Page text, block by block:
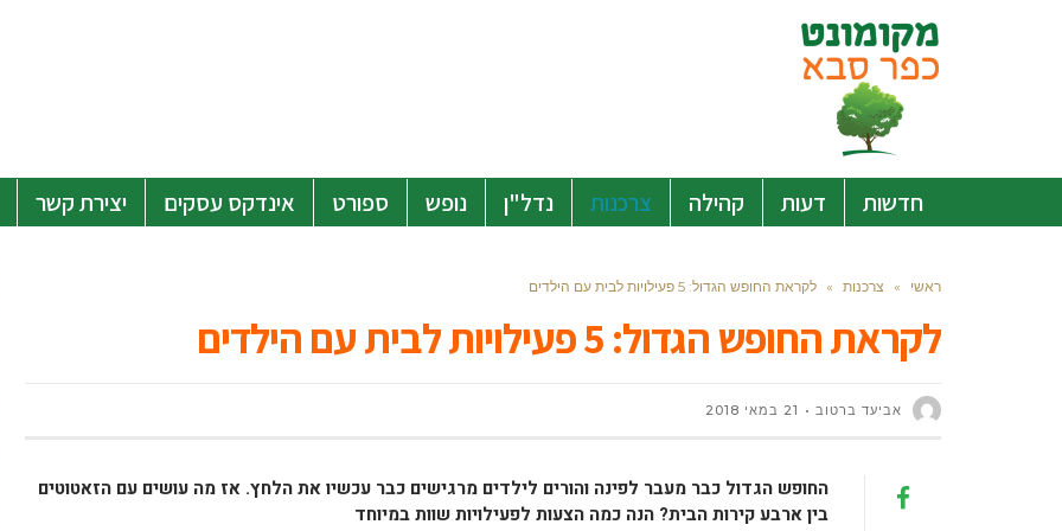
חדשות דעות קהילה צרכנות נדל"ן נופש ספורט אינדקס עסקים יצירת קשר
ראשי » צרכנות » לקראת החופש הגדול: 5 פעילויות לבית עם הילדים
לקראת החופש הגדול: 5 פעילויות לבית עם הילדים
אביעד ברטוב 21 במאי 2018
החופש הגדול כבר מעבר לפינה והורים לילדים מרגישים כבר עכשיו את הלחץ. אז מה עושים עם הזאטוטים
בין ארבע קירות הבית? הנה כמה הצעות לפעילויות שוות במיוחד